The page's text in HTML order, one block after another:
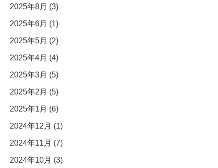
2025年8月 (3)
2025年6月 (1)
2025年5月 (2)
2025年4月 (4)
2025年3月 (5)
2025年2月 (5)
2025年1月 (6)
2024年12月 (1)
2024年11月 (7)
2024年10月 (3)